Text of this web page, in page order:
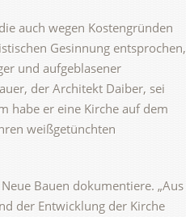
auch wegen Kostengründen
Gesinnung entsprochen,
und aufgeblasener
der Architekt Daiber, sei
habe er eine Kirche auf dem
weißgetünchten
Bauen dokumentiere. „Aus
der Entwicklung der Kirche